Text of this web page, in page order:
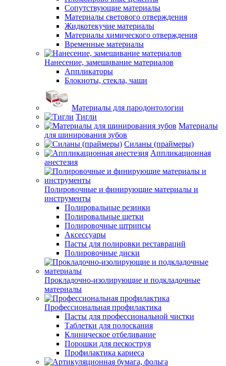
Сопутствующие материалы
Материалы светового отверждения
Жидкотекучие материалы
Материалы химического отверждения
Временные материалы
Нанесение, замешивание материалов
Аппликаторы
Блокноты, стекла, чаши
Материалы для пародонтологии
Тигли
Материалы
для шинирования зубов
Силаны (праймеры)
Аппликационная
анестезия
Полировочные и финирующие материалы и
инструменты
Полировальные резинки
Полировальные щетки
Полировочные штрипсы
Аксессуары
Пасты для полировки реставраций
Полировочные диски
Прокладочно-изолирующие и подкладочные
материалы
Профессиональная профилактика
Пасты для профессиональной чистки
Таблетки для полоскания
Клиническое отбеливание
Порошки для пескоструя
Профилактика кариеса